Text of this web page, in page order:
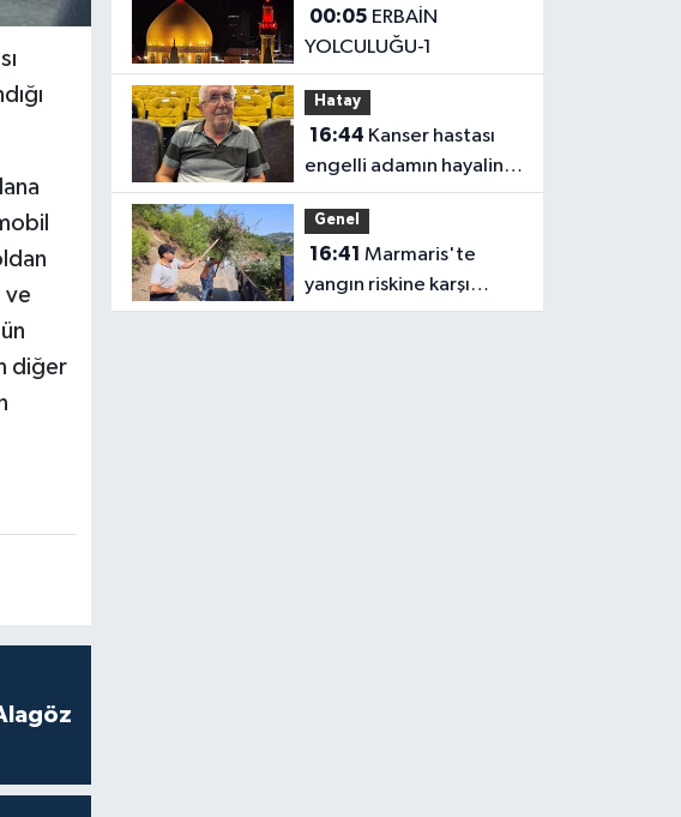
ve
diğer
Kurumlara Ziyaret ve
Üretim İncelemesi
00:05
YOLCULUĞU-1
Hatay
16:44
engelli adamın hayalini
bile kuramadığı evine
kavuşunca döktüğü
gözyaşı duygulandırdı
Genel
16:41
yangın riskine karşı
kapsamlı temizlik